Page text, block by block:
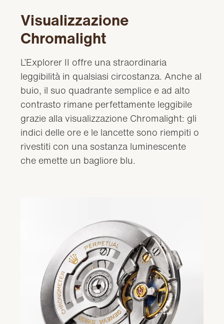
Visualizzazione
Chromalight
L’Explorer II offre una straordinaria
leggibilità in qualsiasi circostanza. Anche al
buio, il suo quadrante semplice e ad alto
contrasto rimane perfettamente leggibile
grazie alla visualizzazione Chromalight: gli
indici delle ore e le lancette sono riempiti o
rivestiti con una sostanza luminescente
che emette un bagliore blu.